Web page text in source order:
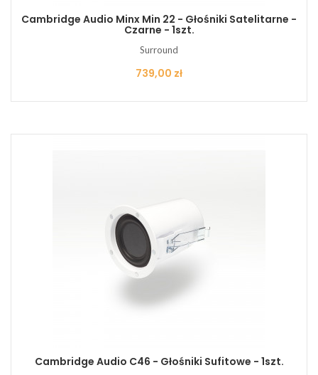
Cambridge Audio Minx Min 22 - Głośniki Satelitarne -
Czarne - 1szt.
Surround
Cena
739,00 zł
Cambridge Audio C46 - Głośniki Sufitowe - 1szt.